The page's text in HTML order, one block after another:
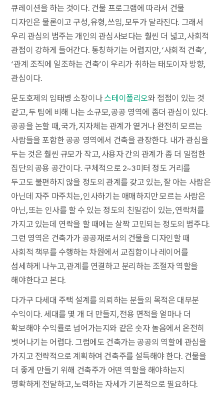
큐레이션을 하는 것이다. 건물 프로그램에 따라서 건물
디자인은 물론이고 구성, 유형, 쓰임, 모두가 달라진다. 그래서
우리 관심의 범주는 개인의 관심사보다는 훨씬 더 넓고, 사회적
관점이 강하게 들어간다. 통칭하기는 어렵지만, ‘사회적 건축’,
‘관계 조직에 일조하는 건축’이 우리가 취하는 태도이자 방향,
관심이다.
문도호제의 임태병 소장이나스테이폴리오와 접점이 있는 것
같고, 두 팀에 비해 나는 소규모, 공공 영역에 좀더 관심이 있다.
공공을 논할 때, 국가, 지자체는 관계가 옅거나 완전히 모르는
사람들을 포함한 공공 영역에서 건축을 관장한다. 내가 관심을
두는 것은 훨씬 규모가 작고, 사용자 간의 관계가 좀 더 밀접한
집단의 공용 공간이다. 구체적으로 2~3미터 정도 거리를
두고도 불편하지 않을 정도의 관계를 갖고 있는, 잘 아는 사람은
아닌데 자주 마주치는, 인사하기는 애매하지만 모르는 사람은
아닌, 또는 인사를 할 수 있는 정도의 친밀감이 있는, 연락처를
가지고 있는데 연락을 할 때에는 살짝 고민되는 정도의 범주다.
그런 영역은 건축가가 공공재로서의 건물을 디자인할 때
사회적 책무를 수행하는 차원에서 교집합이나 레이어를
섬세하게 나누고, 관계를 연결하고 분리하는 조절자 역할을
해야한다고 본다.
다가구 다세대 주택 설계를 의뢰하는 분들의 목적은 대부분
수익이다. 세대를 몇 개 더 만들지, 전용 면적을 얼마나 더
확보해야 수익률로 넘어가는지와 같은 숫자 놀음에서 온전히
벗어나기는 어렵다. 그럼에도 건축가는 공공의 역할에 관심을
가지고 전략적으로 계획하여 건축주를 설득해야 한다. 건물을
더 좋게 만들기 위해 건축주가 어떤 역할을 해야하는지
명확하게 전달하고, 노력하는 자세가 기본적으로 필요하다.